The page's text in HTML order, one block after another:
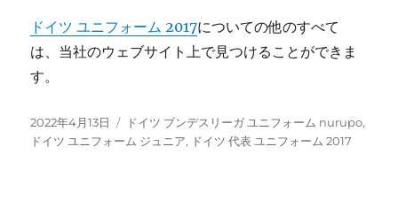
ドイツ ユニフォーム 2017についての他のすべて
は、当社のウェブサイト上で見つけることができま
す。
投
稿
2022年4月13日
タ
グ
ドイツ ブンデスリーガ ユニフォーム nurupo,
ドイツ ユニフォーム ジュニア, ドイツ 代表 ユニフォーム 2017